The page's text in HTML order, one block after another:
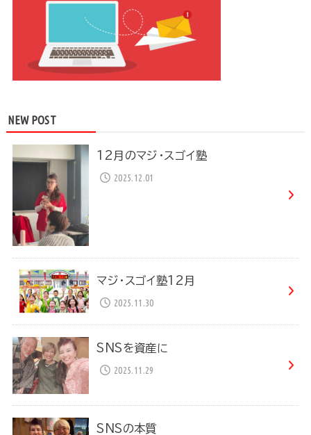
NEW POST
12月のマジ・スゴイ塾
2025.12.01
マジ・スゴイ塾12月
2025.11.30
SNSを資産に
2025.11.29
SNSの本質